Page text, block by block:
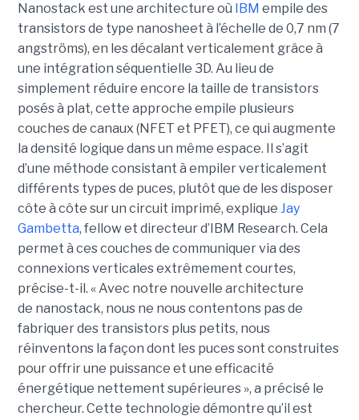
Nanostack est une architecture où IBM empile des
transistors de type nanosheet à l’échelle de 0,7 nm (7
angströms), en les décalant verticalement grâce à
une intégration séquentielle 3D. Au lieu de
simplement réduire encore la taille de transistors
posés à plat, cette approche empile plusieurs
couches de canaux (NFET et PFET), ce qui augmente
la densité logique dans un même espace. Il s’agit
d’une méthode consistant à empiler verticalement
différents types de puces, plutôt que de les disposer
côte à côte sur un circuit imprimé, explique Jay
Gambetta, fellow et directeur d’IBM Research. Cela
permet à ces couches de communiquer via des
connexions verticales extrêmement courtes,
précise-t-il. « Avec notre nouvelle architecture
de nanostack, nous ne nous contentons pas de
fabriquer des transistors plus petits, nous
réinventons la façon dont les puces sont construites
pour offrir une puissance et une efficacité
énergétique nettement supérieures », a précisé le
chercheur. Cette technologie démontre qu’il est